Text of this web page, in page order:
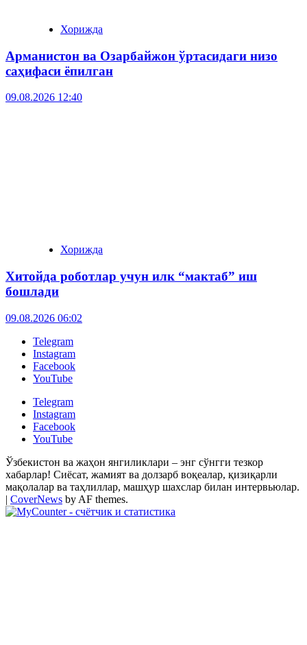
Хорижда
Арманистон ва Озарбайжон ўртасидаги низо
саҳифаси ёпилган
09.08.2026 12:40
Хорижда
Хитойда роботлар учун илк “мактаб” иш
бошлади
09.08.2026 06:02
Telegram
Instagram
Facebook
YouTube
Telegram
Instagram
Facebook
YouTube
Ўзбекистон ва жаҳон янгиликлари – энг сўнгги тезкор
хабарлар! Сиёсат, жамият ва долзарб воқеалар, қизиқарли
мақолалар ва таҳлиллар, машҳур шахслар билан интервьюлар.
| CoverNews by AF themes.